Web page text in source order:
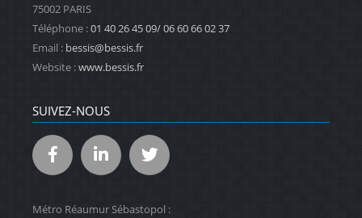
75002 PARIS
Téléphone :01 40 26 45 09/ 06 60 66 02 37
Email : bessis@bessis.fr
Website :www.bessis.fr
SUIVEZ-NOUS
Métro Réaumur Sébastopol :